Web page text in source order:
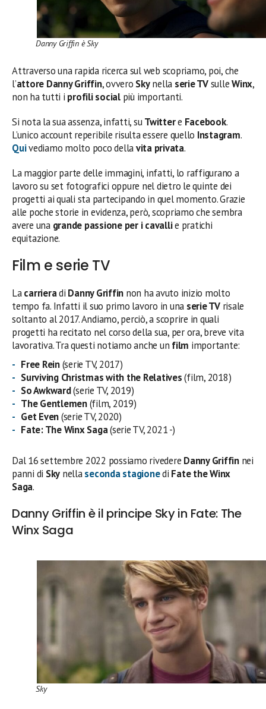
Danny Griffin è Sky
Attraverso una rapida ricerca sul web scopriamo, poi, che
l’attore Danny Griffin, ovvero Skynella serie TVsulleWinx,
non ha tutti i profili socialpiù importanti.
Si nota la sua assenza, infatti, suTwittere Facebook.
L’unico account reperibile risulta essere quello Instagram.
Quivediamo molto poco dellavita privata.
La maggior parte delle immagini, infatti, lo raffigurano a
lavoro su set fotografici oppure nel dietro le quinte dei
progetti ai quali sta partecipando in quel momento. Grazie
alle poche storie in evidenza, però, scopriamo che sembra
avere una grande passione per i cavallie pratichi
equitazione.
Film e serie TV
Lacarrieradi Danny Griffin non ha avuto inizio molto
tempo fa. Infatti il suo primo lavoro in una serie TV risale
soltanto al 2017. Andiamo, perciò, a scoprire in quali
progetti ha recitato nel corso della sua, per ora, breve vita
lavorativa. Tra questi notiamo anche un film importante:
Free Rein(serie TV, 2017)
Surviving Christmas with the Relatives(film, 2018)
So Awkward(serie TV, 2019)
The Gentlemen(film, 2019)
Get Even(serie TV, 2020)
Fate: The Winx Saga(serie TV, 2021 -)
Dal 16 settembre 2022 possiamo rivedere Danny Griffinnei
panni di Sky nellaseconda stagionedi Fate the Winx
Saga.
Danny Griffin è il principe Sky in Fate: The
Winx Saga
Sky